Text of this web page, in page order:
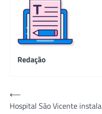
Redação
Navegação
de
⟵
Hospital São Vicente instala